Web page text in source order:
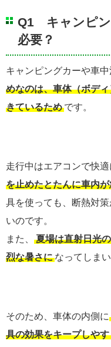
Q1 キャンピン
必要？
キャンピングカーや車
めなのは、車体（ボデ
きているため です。
走行中はエアコンで快適
を止めたとたんに車内
具を使っても、断熱対
いのです。
また、
夏場は直射日光
烈な暑さに なってしまい
そのため、車体の内側に
具の効果をキープしやす